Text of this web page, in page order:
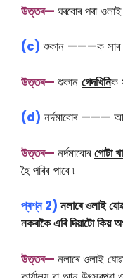
উত্তৰ— ঘৰবোৰ পৰা ওলাই
(c) শুকান ———ক সাৰ
উত্তৰ— শুকান গেদখিনিক
(d) নৰ্দমাবোৰ ———
উত্তৰ— নৰ্দমাবোৰগোটা
হৈ পৰিব পাৰে ৷
প্ৰশ্ন 2) নলাৰে ওলাই
নকৰাকৈ এৰি দিয়াটো কিয়
উত্তৰ— নলাৰে ওলাই